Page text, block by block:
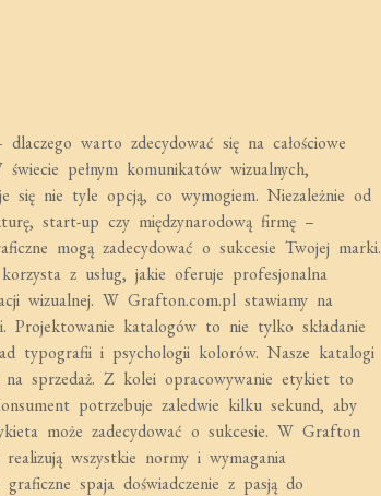
warto zdecydować się na całościowe
pełnym komunikatów wizualnych,
się nie tyle opcją, co wymogiem. Niezależnie od
start-up czy międzynarodową firmę –
mogą zadecydować o sukcesie Twojej marki.
z usług, jakie oferuje profesjonalna
wizualnej. W Grafton.com.pl stawiamy na
Projektowanie katalogów to nie tylko składanie
typografii i psychologii kolorów. Nasze katalogi
na sprzedaż. Z kolei opracowywanie etykiet to
potrzebuje zaledwie kilku sekund, aby
może zadecydować o sukcesie. W Grafton
wszystkie normy i wymagania
spaja doświadczenie z pasją do